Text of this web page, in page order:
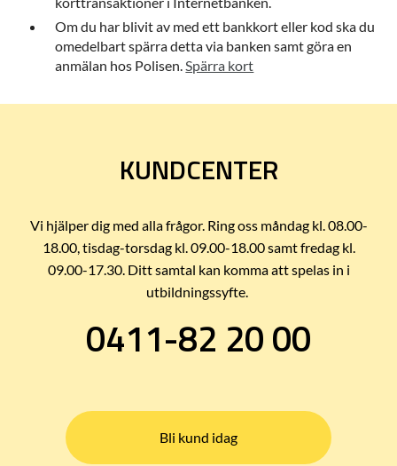
Om du har blivit av med ett bankkort eller kod ska du
omedelbart spärra detta via banken samt göra en
anmälan hos Polisen.Spärra kort
KUNDCENTER
Vi hjälper dig med alla frågor. Ring oss måndag kl. 08.00-
18.00, tisdag-torsdag kl. 09.00-18.00 samt fredag kl.
09.00-17.30. Ditt samtal kan komma att spelas in i
utbildningssyfte.
0411-82 20 00
Bli kund idag